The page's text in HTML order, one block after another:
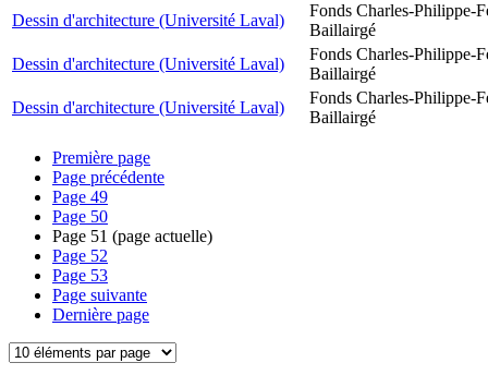
Dessin d'architecture (Université Laval)
Fonds Charles-Philippe-
Baillairgé
Dessin d'architecture (Université Laval)
Fonds Charles-Philippe-
Baillairgé
Dessin d'architecture (Université Laval)
Fonds Charles-Philippe-
Baillairgé
Première page
Page précédente
Page 49
Page 50
Page 51 (page actuelle)
Page 52
Page 53
Page suivante
Dernière page